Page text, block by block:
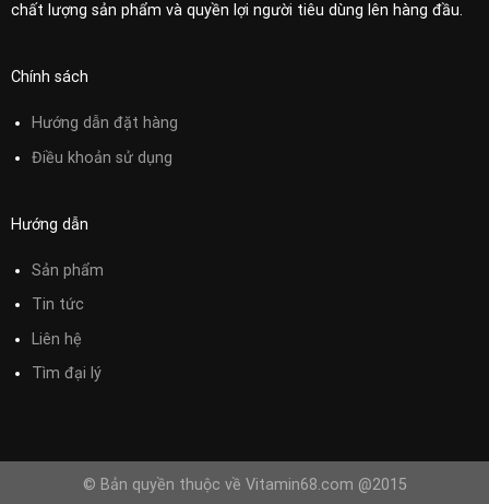
chất lượng sản phẩm và quyền lợi người tiêu dùng lên hàng đầu.
Chính sách
Hướng dẫn đặt hàng
Điều khoản sử dụng
Hướng dẫn
Sản phẩm
Tin tức
Liên hệ
Tìm đại lý
© Bản quyền thuộc về Vitamin68.com @2015